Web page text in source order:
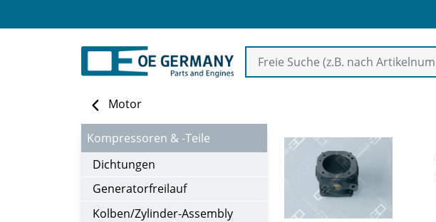
Motor
Kompressoren & -Teile
Dichtungen
Generatorfreilauf
Kolben/Zylinder-Assembly